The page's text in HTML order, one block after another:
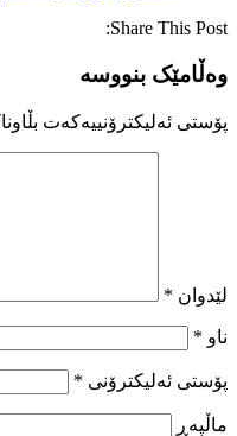
Share This Post:
وەڵامێک بنووسە
پۆستی ئەلیکترۆنییەکەت
لێدوان *
ناو *
پۆستی ئەلیکترۆنی *
ماڵپه‌ڕ